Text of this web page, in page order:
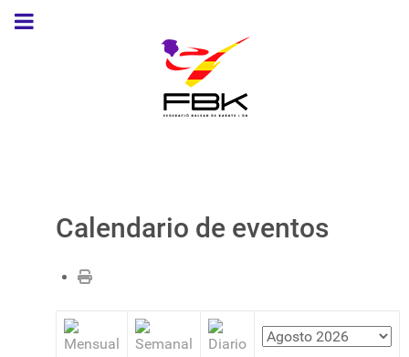
Calendario de eventos